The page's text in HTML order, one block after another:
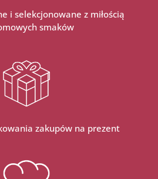
i selekcjonowane z miłością
smaków
zakupów na prezent